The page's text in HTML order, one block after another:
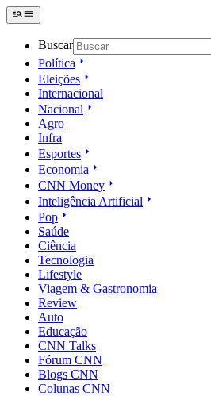
Buscar
Política
Eleições
Internacional
Nacional
Agro
Infra
Esportes
Economia
CNN Money
Inteligência Artificial
Pop
Saúde
Ciência
Tecnologia
Lifestyle
Viagem & Gastronomia
Review
Auto
Educação
CNN Talks
Fórum CNN
Blogs CNN
Colunas CNN